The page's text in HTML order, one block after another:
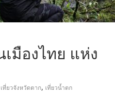
มืองไทย แห่ง
เที่ยวจังหวัดตาก, เที่ยวน้ำตก